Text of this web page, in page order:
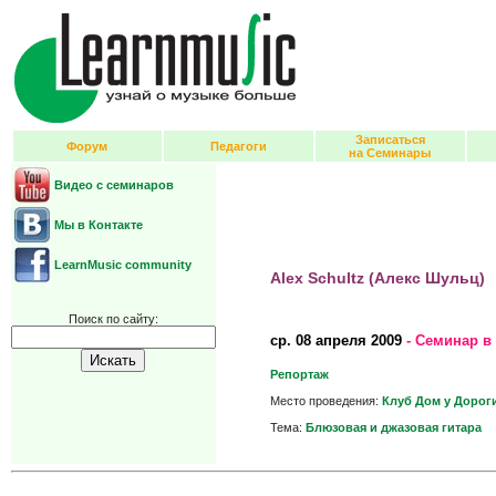
Форум Педагоги
Записаться
на Семинары
Видео с семинаров
Мы в Контакте
LearnMusic community
Поиск по сайту:
Alex Schultz (Алекс Шульц)
ср. 08 апреля 2009 - Семинар в
Репортаж
Место проведения:Клуб Дом у
Тема:Блюзовая и джазовая гитара